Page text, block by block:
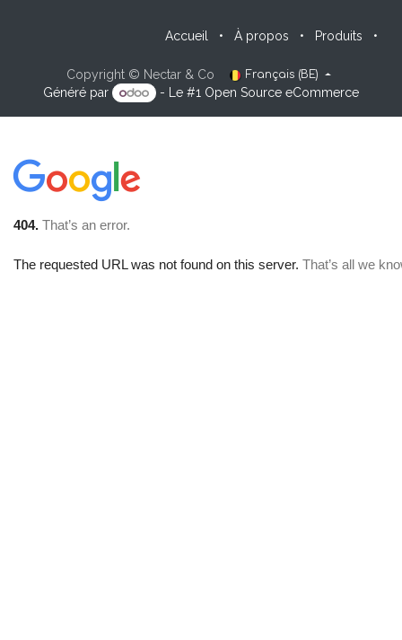
Accueil • À propos • Produits •
Copyright © Nectar & Co Français (BE)
Généré par - Le #1 Open Source eCommerce